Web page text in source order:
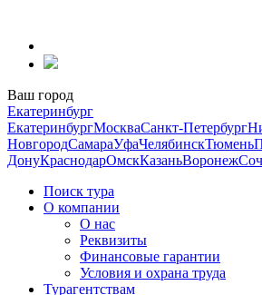
содержанию
Ваш город
Екатеринбург
ЕкатеринбургМоскваСанкт-Петербург
НовгородСамараУфаЧелябинскТюмень
ДонуКраснодарОмскКазаньВоронеж
Поиск тура
О компании
О нас
Реквизиты
Финансовые гарантии
Условия и охрана труда
Турагентствам